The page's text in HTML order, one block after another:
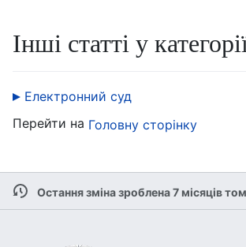
Інші статті у
Електронний суд
Перейти на Головну сторінку
Остання зміна зроблена 7 місяців